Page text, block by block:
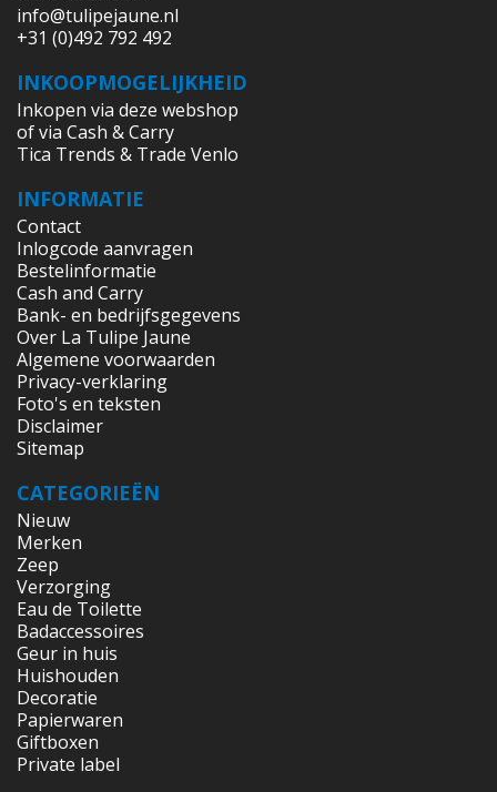
info@tulipejaune.nl
+31 (0)492 792 492
INKOOPMOGELIJKHEID
Inkopen via deze webshop
of via Cash & Carry
Tica Trends & Trade Venlo
INFORMATIE
Contact
Inlogcode aanvragen
Bestelinformatie
Cash and Carry
Bank- en bedrijfsgegevens
Over La Tulipe Jaune
Algemene voorwaarden
Privacy-verklaring
Foto's en teksten
Disclaimer
Sitemap
CATEGORIEËN
Nieuw
Merken
Zeep
Verzorging
Eau de Toilette
Badaccessoires
Geur in huis
Huishouden
Decoratie
Papierwaren
Giftboxen
Private label